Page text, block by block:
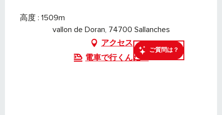
ご質問は？
高度 : 1509m
vallon de Doran, 74700 Sallanches
アクセス
電車で行くんだ！